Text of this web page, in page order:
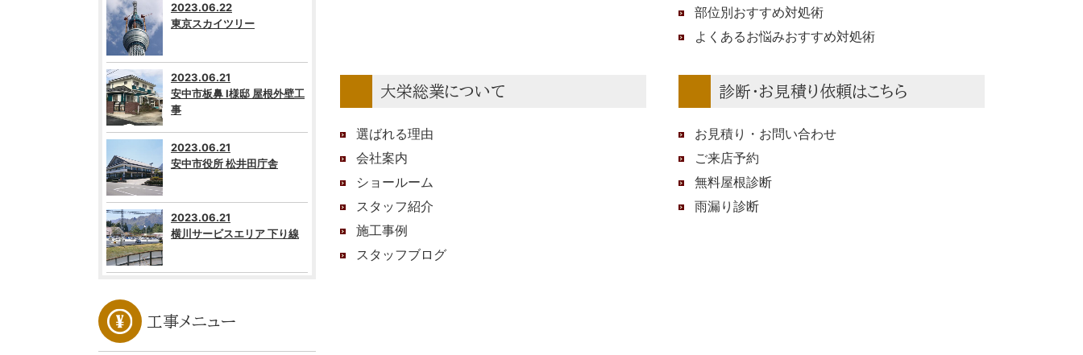
部位別おすすめ対処術
よくあるお悩みおすすめ対処術
大栄総業について
選ばれる理由
会社案内
ショールーム
スタッフ紹介
施工事例
スタッフブログ
診断・お見積り依頼はこちら
お見積り・お問い合わせ
ご来店予約
無料屋根診断
雨漏り診断
2023.06.22
東京スカイツリー
2023.06.21
安中市板鼻 I様邸 屋根外壁工
事
2023.06.21
安中市役所 松井田庁舎
2023.06.21
横川サービスエリア 下り線
工事メニュー